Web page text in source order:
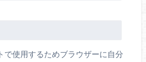
で使用するためブラウザーに自分